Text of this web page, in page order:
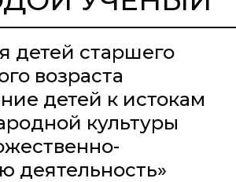
детей старшего
возраста
детей к истокам
культуры
деятельность»